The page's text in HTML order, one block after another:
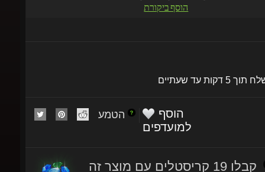
למועדפים
או יותר על ידי הפניית חברים